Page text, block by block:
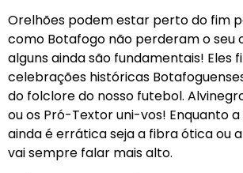
Orelhões podem estar perto do fim
como Botafogo não perderam o seu
alguns ainda são fundamentais! Eles
celebrações históricas
do folclore do nosso futebol.
ou os Pró-Textor uni-vos! Enquanto
ainda é errática seja a fibra ótica ou
vai sempre falar mais alto.